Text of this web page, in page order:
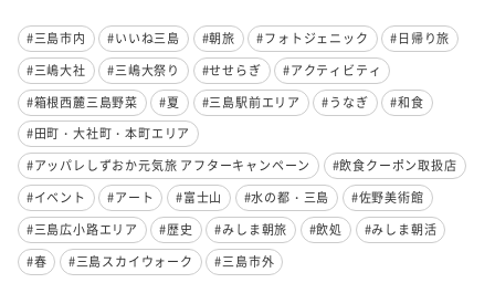
#三島市内 #いいね三島 #朝旅 #フォトジェニック
#日帰り旅
#三嶋大社
#三嶋大祭り #せせらぎ
#アクティビティ
#箱根西麓三島野菜
#夏 #三島駅前エリア #うなぎ
#和食
#田町・大社町・本町エリア
#アッパレしずおか元気旅 アフターキャンペーン
#飲食クーポン取扱店
#イベント
#アート #富士山 #水の都・三島
#佐野美術館
#三島広小路エリア
#歴史 #みしま朝旅 #飲処
#みしま朝活
#春
#三島スカイウォーク #三島市外